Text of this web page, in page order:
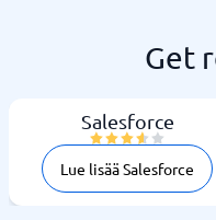
Get
Salesforce
Lue lisää Salesforce